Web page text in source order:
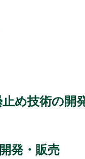
め技術の開
発・販売